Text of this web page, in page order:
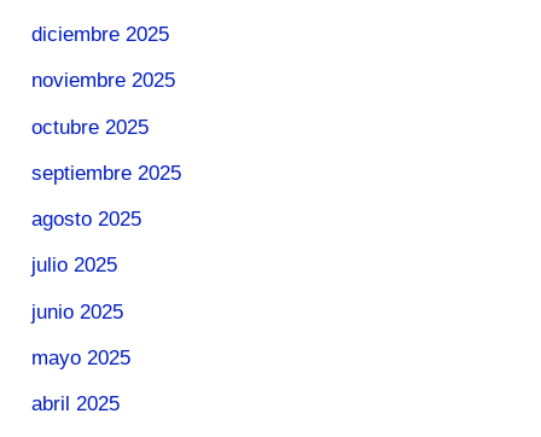
diciembre 2025
noviembre 2025
octubre 2025
septiembre 2025
agosto 2025
julio 2025
junio 2025
mayo 2025
abril 2025